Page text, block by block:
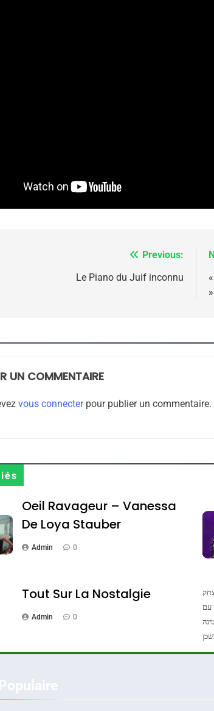
Previous:
Le Piano du Juif inconnu
UN COMMENTAIRE
vous connecterpour publier un commentaire.
Oeil Ravageur – Vanessa
De Loya Stauber
Admin 0
Tout Sur La Nostalgie
Admin 0
עם
FIÈRE, DIGNE ET
CE QUI NOUS MANQUE –
Terroir
Oeil Ravageur – Vanessa